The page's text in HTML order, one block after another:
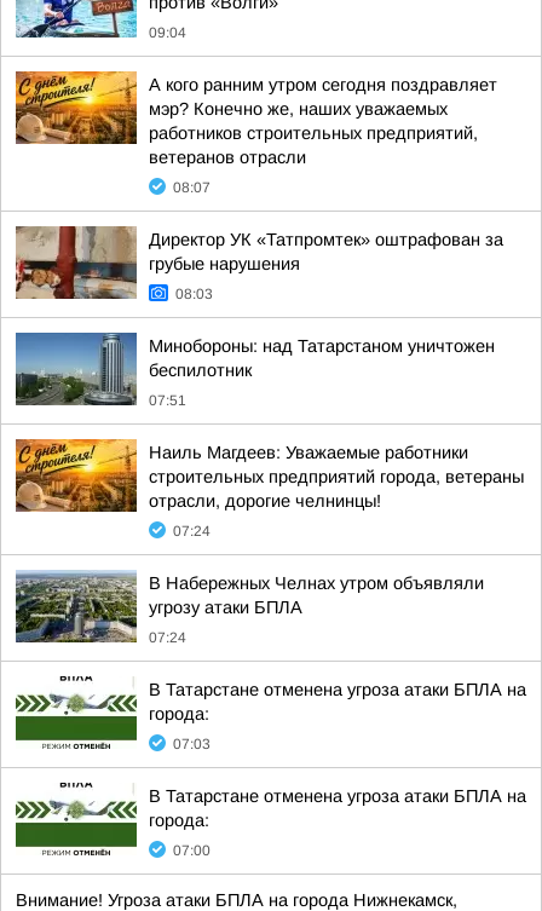
09:04
А кого ранним утром сегодня поздравляет
мэр? Конечно же, наших уважаемых
работников строительных предприятий,
ветеранов отрасли
08:07
Директор УК «Татпромтек» оштрафован за
грубые нарушения
08:03
Минобороны: над Татарстаном уничтожен
беспилотник
07:51
Наиль Магдеев: Уважаемые работники
строительных предприятий города, ветераны
отрасли, дорогие челнинцы!
07:24
В Набережных Челнах утром объявляли
угрозу атаки БПЛА
07:24
В Татарстане отменена угроза атаки БПЛА на
города:
07:03
В Татарстане отменена угроза атаки БПЛА на
города:
07:00
Внимание! Угроза атаки БПЛА на города Нижнекамск,